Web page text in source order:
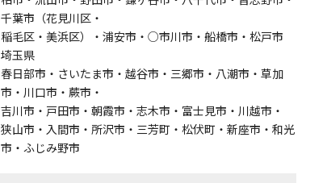
千葉市（花見川区・
稲毛区・美浜区）・浦安市・○市川市・船橋市・松戸市
埼玉県
春日部市・さいたま市・越谷市・三郷市・八潮市・草加
市・川口市・蕨市・
吉川市・戸田市・朝霞市・志木市・富士見市・川越市・
狭山市・入間市・所沢市・三芳町・松伏町・新座市・和光
市・ふじみ野市